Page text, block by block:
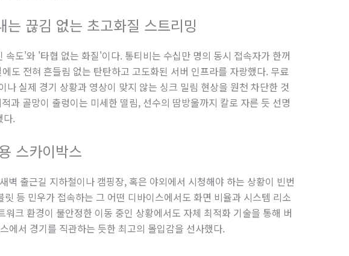
끊김 없는 초고화질 스트리밍
도'와 '타협 없는 화질'이다. 통티비는 수십만 명의 동시 접속자가 한꺼
도 전혀 흔들림 없는 탄탄하고 고도화된 서버 인프라를 자랑했다. 무료
실제 경기 상황과 영상이 맞지 않는 싱크 밀림 현상을 원천 차단한 것
과 골망이 출렁이는 미세한 떨림, 선수의 땀방울까지 칼로 자른 듯 선명
다.
스카이박스
벽 출근길 지하철이나 캠핑장, 혹은 야외에서 시청해야 하는 상황이 빈번
등 민우가 접속하는 그 어떤 디바이스에서도 화면 비율과 시스템 리소
크 환경이 불안정한 이동 중인 상황에서도 자체 최적화 기술을 통해 버
에서 경기를 직관하는 듯한 최고의 몰입감을 선사했다.